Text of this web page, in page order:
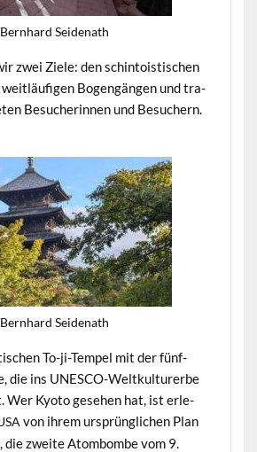
Seidenath
zwei Ziele: den schin­tois­tis­chen
Bogengän­gen und tra­
Besucherin­nen und Besuchern.
Seidenath
To-ji-Tem­pel mit der fün­f­
die ins UNESCO-Weltkul­turerbe
Wer Kyoto gese­hen hat, ist erle­
von ihrem ursprünglichen Plan
zweite Atom­bombe vom 9.